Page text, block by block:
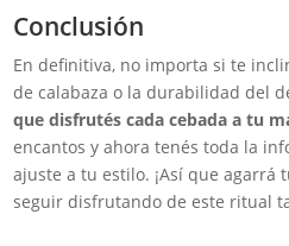
Conclusión
En definitiva, no importa si te
de calabaza o la durabilidad del
que disfrutés cada cebada a tu
encantos y ahora tenés toda la
ajuste a tu estilo. ¡Así que agarrá
seguir disfrutando de este ritual